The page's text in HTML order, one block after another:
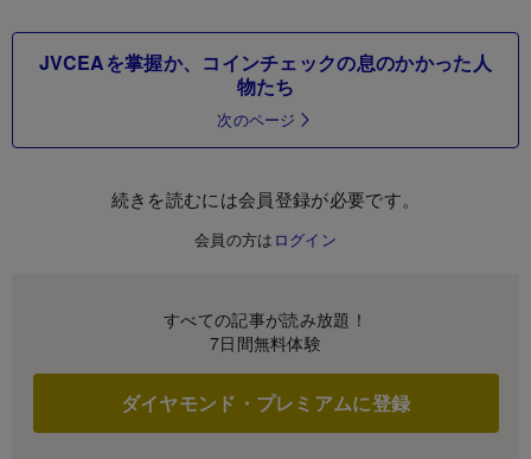
JVCEAを掌握か、コインチェックの息のかかった人
物たち
次のページ
続きを読むには会員登録が必要です。
会員の方は ログイン
すべての記事が読み放題！
7日間無料体験
ダイヤモンド・プレミアムに登録